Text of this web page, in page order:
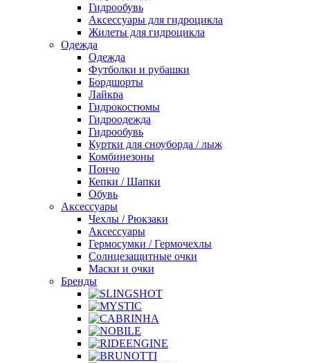
Гидрообувь
Аксессуары для гидроцикла
Жилеты для гидроцикла
Одежда
Одежда
Футболки и рубашки
Бордшорты
Лайкра
Гидрокостюмы
Гидроодежда
Гидрообувь
Куртки для сноуборда / лыж
Комбинезоны
Пончо
Кепки / Шапки
Обувь
Аксессуары
Чехлы / Рюкзаки
Аксессуары
Гермосумки / Гермочехлы
Солнцезащитные очки
Маски и очки
Бренды